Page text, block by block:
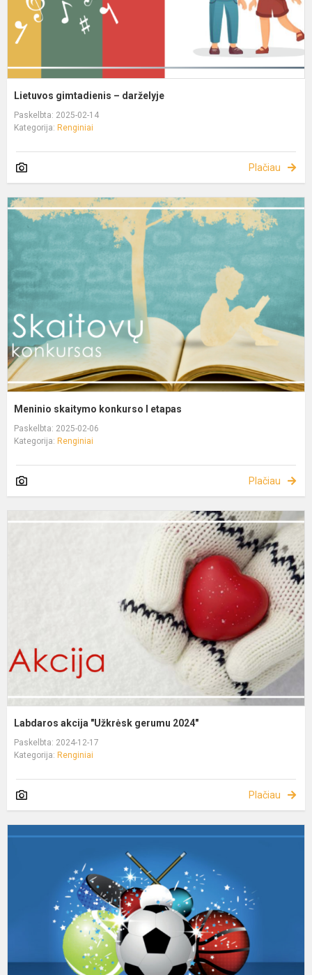
Lietuvos gimtadienis – darželyje
Paskelbta: 2025-02-14
Kategorija: Renginiai
Plačiau
Meninio skaitymo konkurso I etapas
Paskelbta: 2025-02-06
Kategorija: Renginiai
Plačiau
Labdaros akcija "Užkrėsk gerumu 2024"
Paskelbta: 2024-12-17
Kategorija: Renginiai
Plačiau